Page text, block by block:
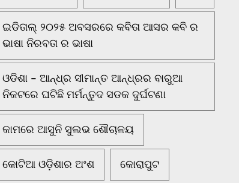
ଇଡିତାଲ୍ ୨୦୨୫ ଅବସରରେ କବିତା ଆସର କବି ର
ଭାଷା ନିରବତା ର ଭାଷା
ଓଡିଶା - ଆନ୍ଧ୍ର ସୀମାନ୍ତ ଆନ୍ଧ୍ରର ବାରୁଆ
ନିକଟରେ ଘଟିଛି ମର୍ମନ୍ତୁଦ ସଡକ ଦୁର୍ଘଟଣା
କାମରେ ଆସୁନି ସୁଲଭ ଶୌଚାଳୟ
କୋଟିଆ ଓଡ଼ିଶାର ଅଂଶ କୋରାପୁଟ